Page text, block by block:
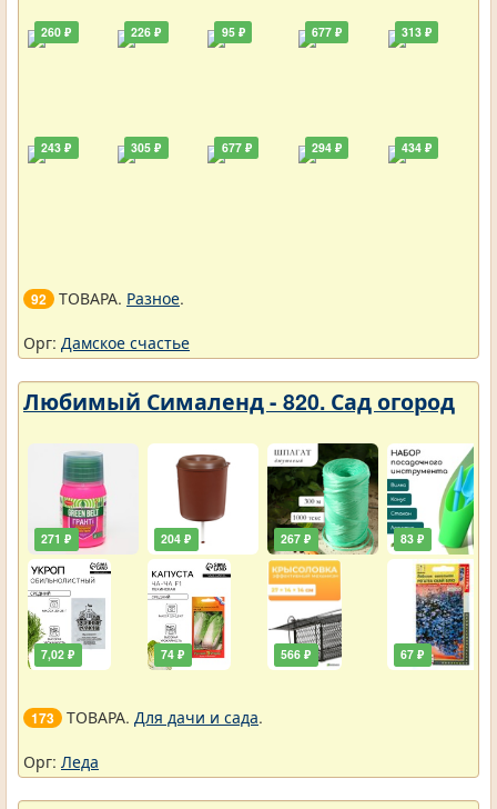
260 ₽
243 ₽
226 ₽
305 ₽
95 ₽
677 ₽
677 ₽
294 ₽
313 ₽
434 ₽
92 ТОВАРА. Разное.
Орг: Дамское счастье
Любимый Сималенд - 820. Сад огород
271 ₽
7,02 ₽
204 ₽
74 ₽
267 ₽
566 ₽
83 ₽
67 ₽
173 ТОВАРА. Для дачи и сада.
Орг: Леда